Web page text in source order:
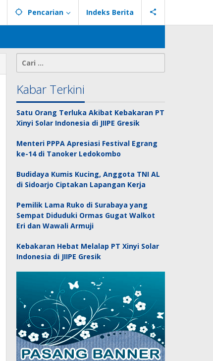
Pencarian Indeks Berita
Cari
untuk:
Kabar Terkini
Satu Orang Terluka Akibat Kebakaran PT
Xinyi Solar Indonesia di JIIPE Gresik
Menteri PPPA Apresiasi Festival Egrang
ke-14 di Tanoker Ledokombo
Budidaya Kumis Kucing, Anggota TNI AL
di Sidoarjo Ciptakan Lapangan Kerja
Pemilik Lama Ruko di Surabaya yang
Sempat Diduduki Ormas Gugat Walkot
Eri dan Wawali Armuji
Kebakaran Hebat Melalap PT Xinyi Solar
Indonesia di JIIPE Gresik